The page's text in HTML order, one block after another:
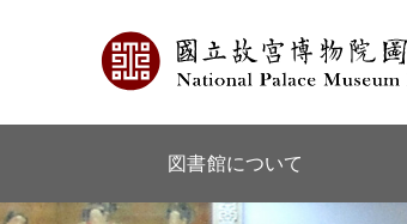
図書館について